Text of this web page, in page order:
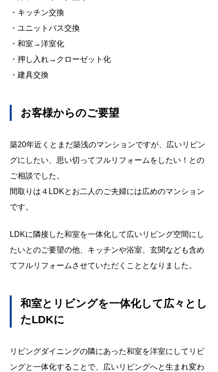
・キッチン交換
・ユニットバス交換
・和室→洋室化
・押し入れ→クローゼット化
・建具交換
お客様からのご要望
築20年近くとまだ築浅のマンションですが、広いリビン
グにしたい、思い切ってフルリフォームをしたい！との
ご相談でした。
間取りは４ LDKとお二人のご夫婦には広めのマンション
です。
LDKに隣接した和室を一体化して広いリビング空間にし
たいとのご要望の他、キッチンや浴室、玄関なども含め
てフルリフォームさせていただくこととなりました。
和室とリビングを一体化して広々とし
たLDKに
リビングダイニングの隣にあった和室を洋室にしてリビ
ングと一体化することで、広いリビングへと生まれ変わ